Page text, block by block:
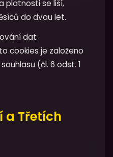
platnosti se liší,
do dvou let.
dat
cookies je založeno
(čl. 6 odst. 1
a Třetích